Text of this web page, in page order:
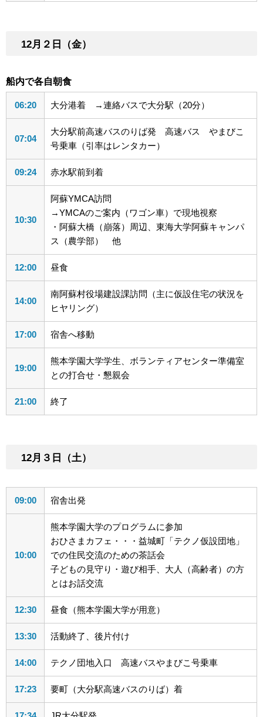
12月２日（金）
船内で各自朝食
06:20 大分港着 →連絡バスで大分駅（20分）
07:04
大分駅前高速バスのりば発 高速バス やまびこ
号乗車（引率はレンタカー）
09:24 赤水駅前到着
10:30
阿蘇YMCA訪問
→YMCAのご案内（ワゴン車）で現地視察
・阿蘇大橋（崩落）周辺、東海大学阿蘇キャンパ
ス（農学部） 他
12:00 昼食
14:00
南阿蘇村役場建設課訪問（主に仮設住宅の状況を
ヒヤリング）
17:00 宿舎へ移動
19:00
熊本学園大学学生、ボランティアセンター準備室
との打合せ・懇親会
21:00 終了
12月３日（土）
09:00 宿舎出発
10:00
熊本学園大学のプログラムに参加
おひさまカフェ・・・益城町「テクノ仮設団地」
での住民交流のための茶話会
子どもの見守り・遊び相手、大人（高齢者）の方
とはお話交流
12:30 昼食（熊本学園大学が用意）
13:30 活動終了、後片付け
14:00 テクノ団地入口 高速バスやまびこ号乗車
17:23 要町（大分駅高速バスのりば）着